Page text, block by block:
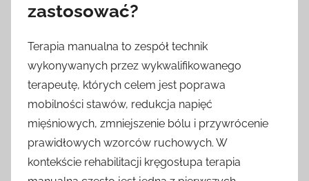
zastosować?
Terapia manualna to zespół technik
wykonywanych przez wykwalifikowanego
terapeutę, których celem jest poprawa
mobilności stawów, redukcja napięć
mięśniowych, zmniejszenie bólu i przywrócenie
prawidłowych wzorców ruchowych. W
kontekście rehabilitacji kręgosłupa terapia